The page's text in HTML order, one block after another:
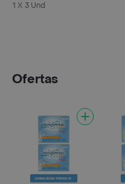
1 X 3 Und
Ofertas